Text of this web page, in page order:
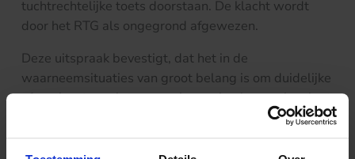
tuchtrechtelijke toets doorstaan. De klacht wordt
door het RTG als ongegrond afgewezen.
Deze uitspraak bevestigt, dat het in de
waarneemsituaties van groot belang is om duidelijke
afspraken te maken voor wie precies (en van hoe laat
tot hoe laat) wordt waargenomen, dat er een
zorgvuldige overdracht plaatsvindt en dat een